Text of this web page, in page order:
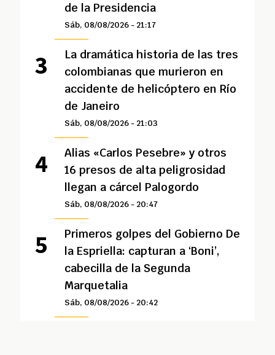
de la Presidencia
Sáb, 08/08/2026 - 21:17
La dramática historia de las tres
colombianas que murieron en
accidente de helicóptero en Río
de Janeiro
Sáb, 08/08/2026 - 21:03
Alias «Carlos Pesebre» y otros
16 presos de alta peligrosidad
llegan a cárcel Palogordo
Sáb, 08/08/2026 - 20:47
Primeros golpes del Gobierno De
la Espriella: capturan a ‘Boni’,
cabecilla de la Segunda
Marquetalia
Sáb, 08/08/2026 - 20:42